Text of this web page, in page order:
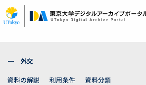
イ
ン
一 外交
資料の解説
利用条件 資料分類